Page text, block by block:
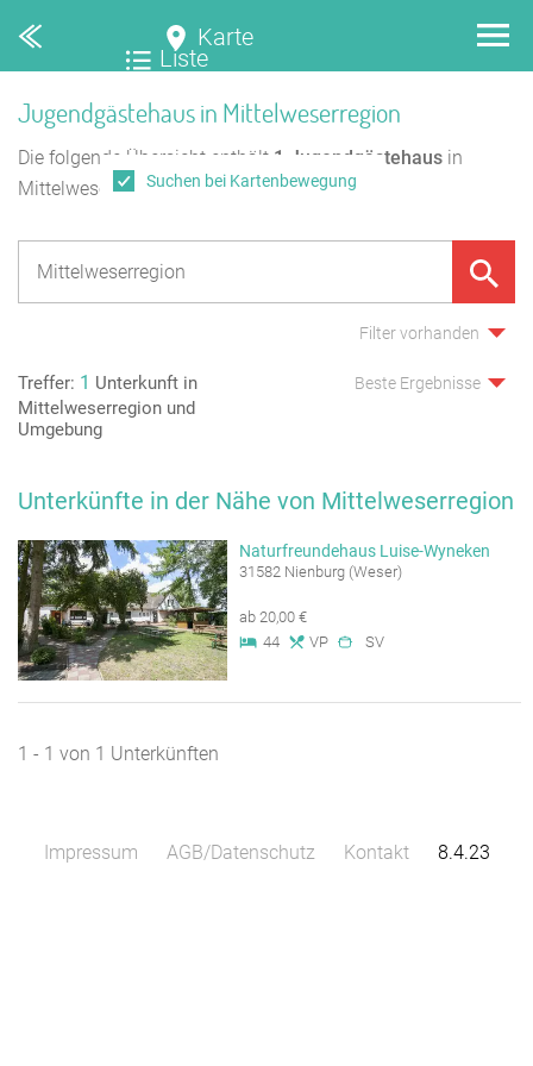
Karte
Liste
Jugendgästehaus in Mittelweserregion
Die folgende Übersicht enthält 1 Jugendgästehaus in
Mittelweserregion.
Filter vorhanden
Treffer: 1 Unterkunft in
Mittelweserregion und
Umgebung
Beste Ergebnisse
Unterkünfte in der Nähe von Mittelweserregion
Naturfreundehaus Luise-Wyneken
31582 Nienburg (Weser)
ab 20,00 €
44
VP SV
1 - 1 von 1 Unterkünften
Suchen bei Kartenbewegung
Impressum AGB/Datenschutz Kontakt 8.4.23